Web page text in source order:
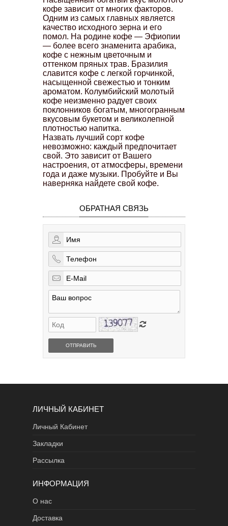
кофе зависит от многих факторов.
Одним из самых главных является
качество исходного зерна и его
помол. На родине кофе — Эфиопии
— более всего знаменита арабика,
кофе с нежным цветочным и
оттенком пряных трав. Бразилия
славится кофе с легкой горчинкой,
насыщенной свежестью и тонким
ароматом. Колумбийский молотый
кофе неизменно радует своих
поклонников богатым, многогранным
вкусовым букетом и великолепной
плотностью напитка.
Назвать лучший сорт кофе
невозможно: каждый предпочитает
свой. Это зависит от Вашего
настроения, от атмосферы, времени
года и даже музыки. Пробуйте и Вы
наверняка найдете свой кофе.
ОБРАТНАЯ СВЯЗЬ
ОТПРАВИТЬ
ЛИЧНЫЙ КАБИНЕТ
Личный Кабинет
Закладки
Рассылка
ИНФОРМАЦИЯ
О нас
Доставка